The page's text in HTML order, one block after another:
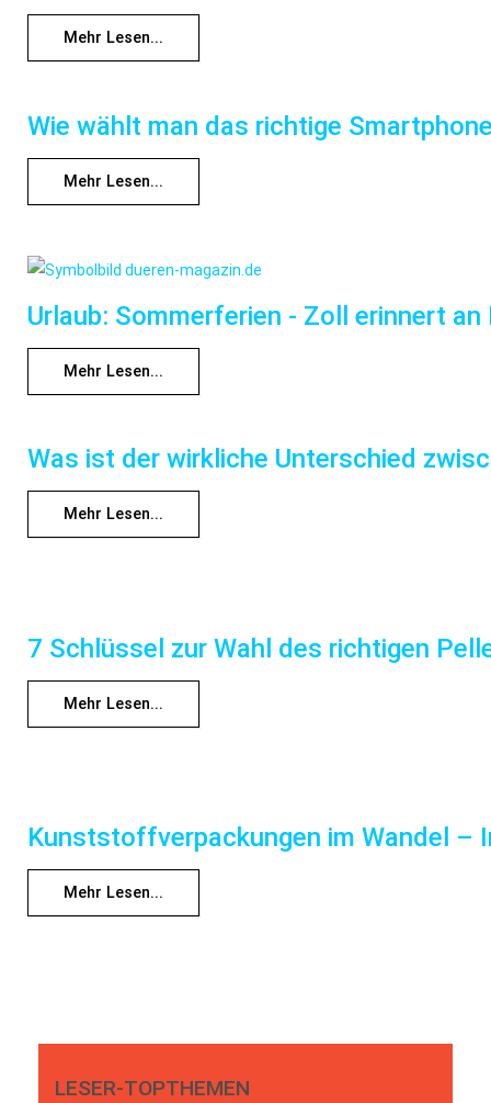
Mehr Lesen...
Wie wählt man das richtige
Mehr Lesen...
Urlaub: Sommerferien - Zoll erinnert
Mehr Lesen...
Was ist der wirkliche Unterschied
Mehr Lesen...
7 Schlüssel zur Wahl des richtigen
Mehr Lesen...
Kunststoffverpackungen im Wandel –
Mehr Lesen...
LESER-TOPTHEMEN